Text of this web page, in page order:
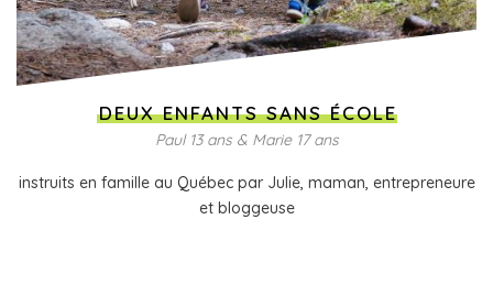
DEUX ENFANTS SANS ÉCOLE
Paul 13 ans & Marie 17 ans
instruits en famille au Québec par Julie, maman, entrepreneure
et bloggeuse